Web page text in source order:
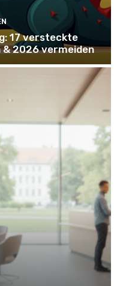
17 versteckte
2026 vermeiden